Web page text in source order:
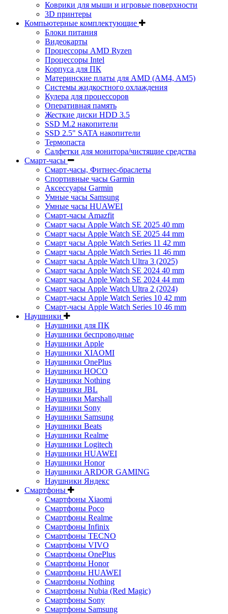
Коврики для мыши и игровые поверхности
3D принтеры
Компьютерные комплектующие
Блоки питания
Видеокарты
Процессоры AMD Ryzen
Процессоры Intel
Корпуса для ПК
Материнские платы для AMD (AM4, AM5)
Системы жидкостного охлаждения
Кулера для процессоров
Оперативная память
Жесткие диски HDD 3.5
SSD M.2 накопители
SSD 2.5" SATA накопители
Термопаста
Салфетки для монитора/чистящие средства
Смарт-часы
Смарт-часы, Фитнес-браслеты
Спортивные часы Garmin
Аксессуары Garmin
Умные часы Samsung
Умные часы HUAWEI
Смарт-часы Amazfit
Смарт часы Apple Watch SE 2025 40 mm
Смарт часы Apple Watch SE 2025 44 mm
Смарт часы Apple Watch Series 11 42 mm
Смарт часы Apple Watch Series 11 46 mm
Смарт часы Apple Watch Ultra 3 (2025)
Смарт часы Apple Watch SE 2024 40 mm
Смарт часы Apple Watch SE 2024 44 mm
Смарт часы Apple Watch Ultra 2 (2024)
Смарт-часы Apple Watch Series 10 42 mm
Смарт-часы Apple Watch Series 10 46 mm
Наушники
Наушники для ПК
Наушники беспроводные
Наушники Apple
Наушники XIAOMI
Наушники OnePlus
Наушники HOCO
Наушники Nothing
Наушники JBL
Наушники Marshall
Наушники Sony
Наушники Samsung
Наушники Beats
Наушники Realme
Наушники Logitech
Наушники HUAWEI
Наушники Honor
Наушники ARDOR GAMING
Наушники Яндекс
Смартфоны
Смартфоны Xiaomi
Смартфоны Poco
Смартфоны Realme
Смартфоны Infinix
Смартфоны TECNO
Смартфоны VIVO
Смартфоны OnePlus
Смартфоны Honor
Смартфоны HUAWEI
Смартфоны Nothing
Смартфоны Nubia (Red Magic)
Смартфоны Sony
Смартфоны Samsung